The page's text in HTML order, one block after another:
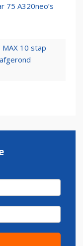
75 A320neo’s
10 stap